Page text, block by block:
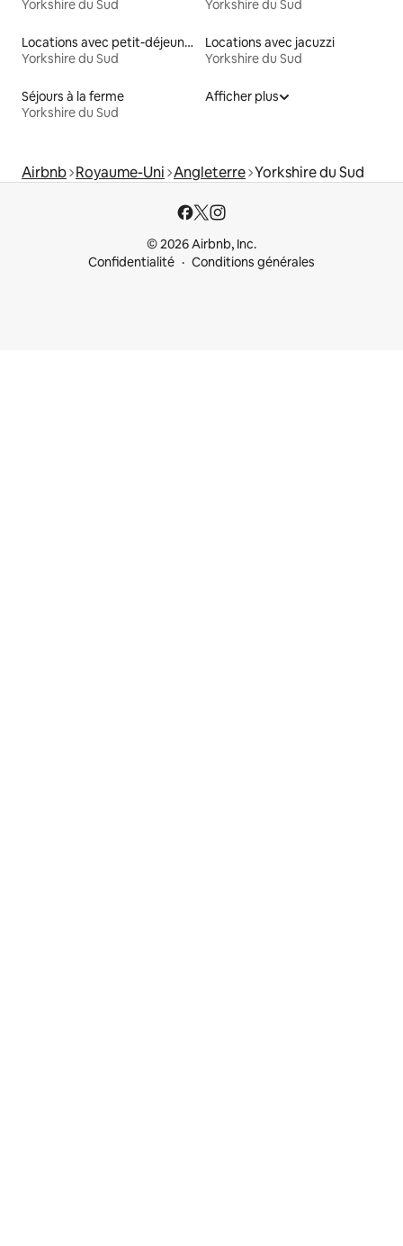
Yorkshire du Sud Yorkshire du Sud
Locations avec petit-déjeuner
Yorkshire du Sud
Locations avec jacuzzi
Yorkshire du Sud
Séjours à la ferme
Yorkshire du Sud
Afficher plus
Airbnb Royaume-Uni Angleterre Yorkshire du Sud
© 2026 Airbnb, Inc.
Confidentialité
Conditions générales